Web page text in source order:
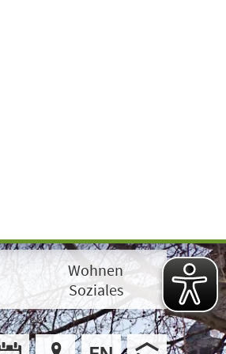
Wohnen
Soziales